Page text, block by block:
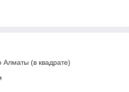
Алматы (в квадрате)